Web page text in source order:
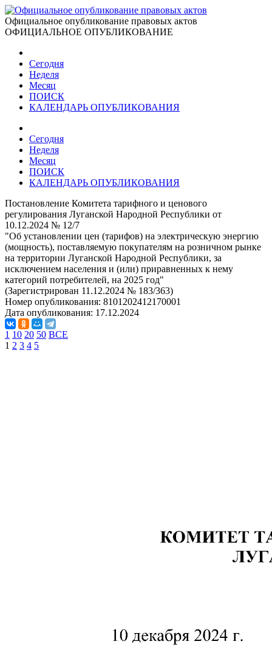
Официальное опубликование правовых актов
ОФИЦИАЛЬНОЕ ОПУБЛИКОВАНИЕ
Сегодня
Неделя
Месяц
ПОИСК
КАЛЕНДАРЬ ОПУБЛИКОВАНИЯ
Сегодня
Неделя
Месяц
ПОИСК
КАЛЕНДАРЬ ОПУБЛИКОВАНИЯ
Постановление Комитета тарифного и ценового
регулирования Луганской Народной Республики от
10.12.2024 № 12/7
"Об установлении цен (тарифов) на электрическую энергию
(мощность), поставляемую покупателям на розничном рынке
на территории Луганской Народной Республики, за
исключением населения и (или) приравненных к нему
категорий потребителей, на 2025 год"
(Зарегистрирован 11.12.2024 № 183/363)
Номер опубликования: 8101202412170001
Дата опубликования: 17.12.2024
1 10 20 50 ВСЕ
1 2 3 4 5